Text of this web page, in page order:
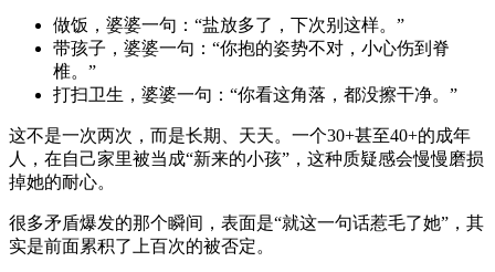
做饭，婆婆一句：“盐放多了，下次别这样。”
带孩子，婆婆一句：“你抱的姿势不对，小心伤到脊
椎。”
打扫卫生，婆婆一句：“你看这角落，都没擦干净。”
这不是一次两次，而是长期、天天。一个30+甚至40+的成年
人，在自己家里被当成“新来的小孩”，这种质疑感会慢慢磨损
掉她的耐心。
很多矛盾爆发的那个瞬间，表面是“就这一句话惹毛了她”，其
实是前面累积了上百次的被否定。